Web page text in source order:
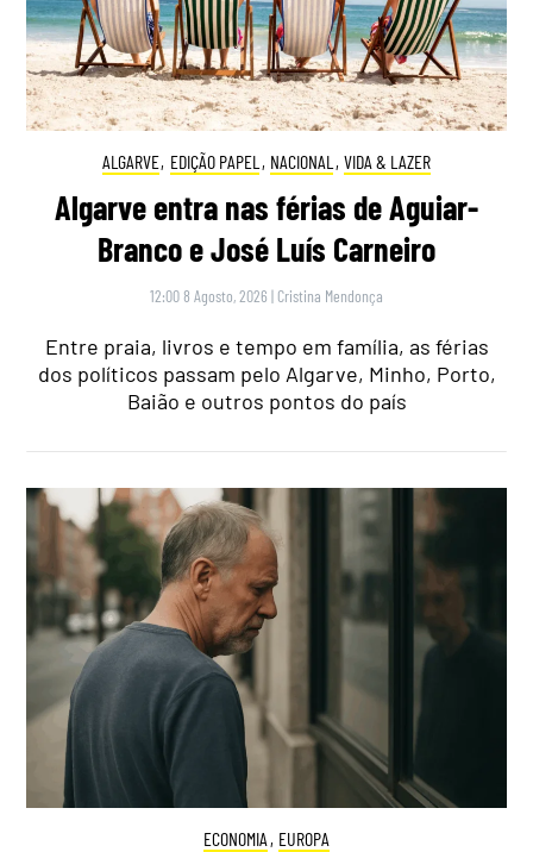
ALGARVE, EDIÇÃO PAPEL , NACIONAL , VIDA & LAZER
Algarve entra nas férias de Aguiar-
Branco e José Luís Carneiro
12:00 8 Agosto, 2026 | Cristina Mendonça
Entre praia, livros e tempo em família, as férias
dos políticos passam pelo Algarve, Minho, Porto,
Baião e outros pontos do país
ECONOMIA , EUROPA